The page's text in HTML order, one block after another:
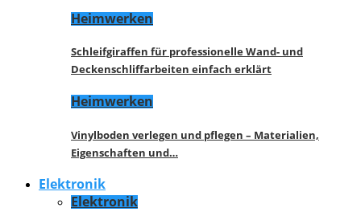
Heimwerken
Schleifgiraffen für professionelle Wand- und
Deckenschliffarbeiten einfach erklärt
Heimwerken
Vinylboden verlegen und pflegen – Materialien,
Eigenschaften und…
Elektronik
Elektronik